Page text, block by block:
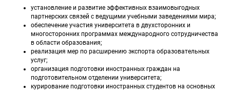
установление и развитие эффективных взаимовыгодных
партнерских связей с ведущими учебными заведениями мира;
обеспечение участия университета в двухсторонних и
многосторонних программах международного сотрудничества
в области образования;
реализация мер по расширению экспорта образовательных
услуг;
организация подготовки иностранных граждан на
подготовительном отделении университета;
курирование подготовки иностранных студентов на основных